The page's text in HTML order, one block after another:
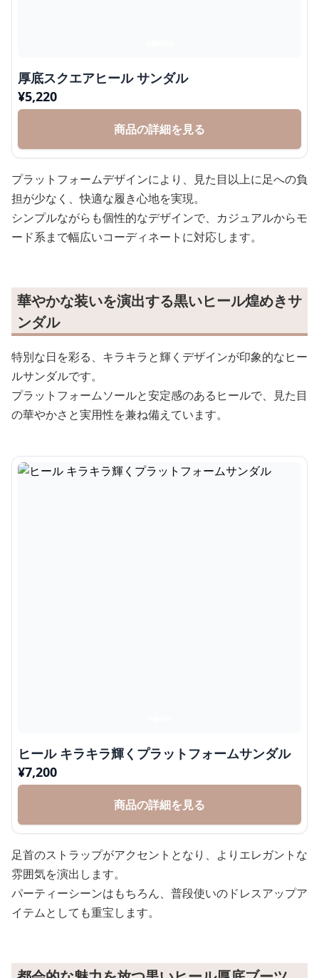
厚底スクエアヒール サンダル
¥5,220
商品の詳細を見る
プラットフォームデザインにより、見た目以上に足への負
担が少なく、快適な履き心地を実現。
シンプルながらも個性的なデザインで、カジュアルからモ
ード系まで幅広いコーディネートに対応します。
華やかな装いを演出する黒いヒール煌めきサ
ンダル
特別な日を彩る、キラキラと輝くデザインが印象的なヒー
ルサンダルです。
プラットフォームソールと安定感のあるヒールで、見た目
の華やかさと実用性を兼ね備えています。
ヒール キラキラ輝くプラットフォームサンダル
¥7,200
商品の詳細を見る
足首のストラップがアクセントとなり、よりエレガントな
雰囲気を演出します。
パーティーシーンはもちろん、普段使いのドレスアップア
イテムとしても重宝します。